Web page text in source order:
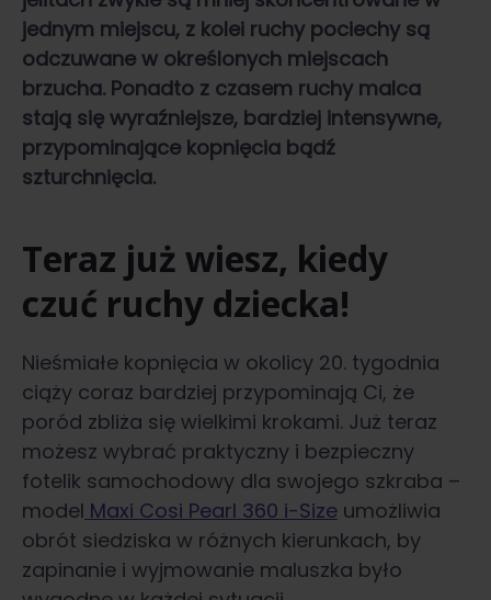
jednym miejscu, z kolei ruchy pociechy są
odczuwane w określonych miejscach
brzucha. Ponadto z czasem ruchy malca
stają się wyraźniejsze, bardziej intensywne,
przypominające kopnięcia bądź
szturchnięcia.
Teraz już wiesz, kiedy
czuć ruchy dziecka!
Nieśmiałe kopnięcia w okolicy 20. tygodnia
ciąży coraz bardziej przypominają Ci, że
poród zbliża się wielkimi krokami. Już teraz
możesz wybrać praktyczny i bezpieczny
fotelik samochodowy dla swojego szkraba –
model Maxi Cosi Pearl 360 i-Size umożliwia
obrót siedziska w różnych kierunkach, by
zapinanie i wyjmowanie maluszka było